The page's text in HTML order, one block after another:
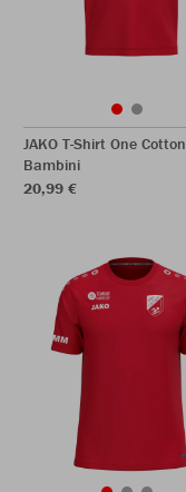
JAKO T-Shirt One Cotton
Bambini
20,99 €